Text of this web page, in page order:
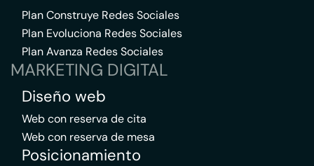
Plan Construye Redes Sociales
Plan Evoluciona Redes Sociales
Plan Avanza Redes Sociales
MARKETING DIGITAL
Diseño web
Web con reserva de cita
Web con reserva de mesa
Posicionamiento